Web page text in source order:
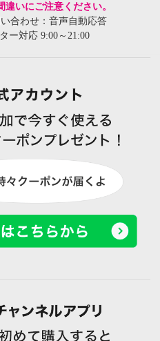
いにご注意ください。
合わせ：音声自動応答
ー対応 9:00～21:00